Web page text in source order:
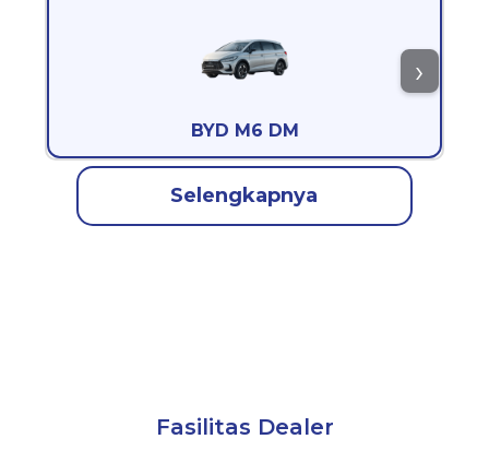
BYD M6 DM
Selengkapnya
Fasilitas Dealer